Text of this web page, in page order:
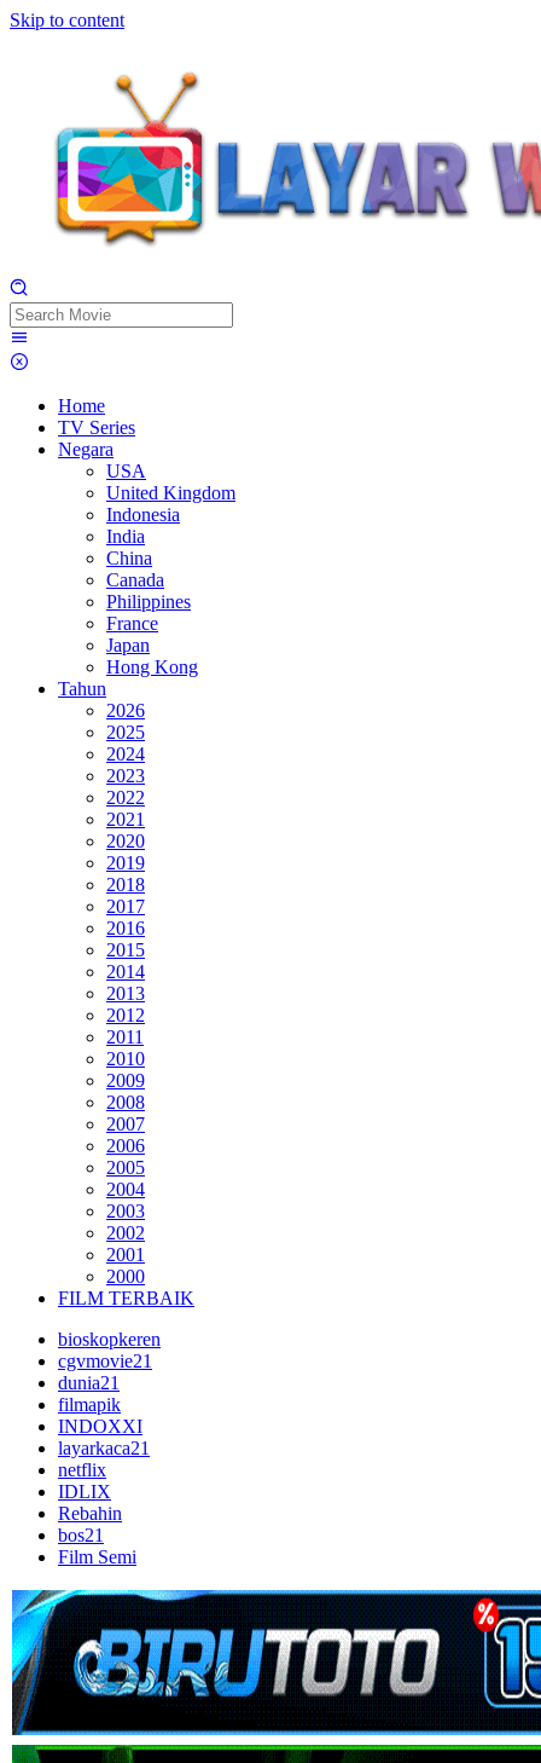
Skip to content
Home
TV Series
Negara
USA
United Kingdom
Indonesia
India
China
Canada
Philippines
France
Japan
Hong Kong
Tahun
2026
2025
2024
2023
2022
2021
2020
2019
2018
2017
2016
2015
2014
2013
2012
2011
2010
2009
2008
2007
2006
2005
2004
2003
2002
2001
2000
FILM TERBAIK
bioskopkeren
cgvmovie21
dunia21
filmapik
INDOXXI
layarkaca21
netflix
IDLIX
Rebahin
bos21
Film Semi